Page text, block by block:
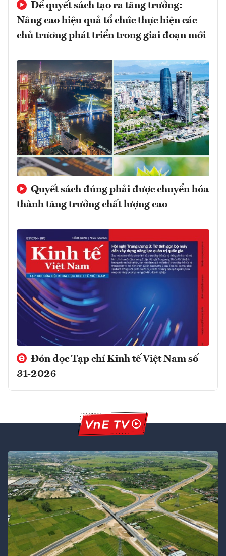
Để quyết sách tạo ra tăng trưởng:
Nâng cao hiệu quả tổ chức thực hiện các
chủ trương phát triển trong giai đoạn mới
Quyết sách đúng phải được chuyển hóa
thành tăng trưởng chất lượng cao
Đón đọc Tạp chí Kinh tế Việt Nam số
31-2026